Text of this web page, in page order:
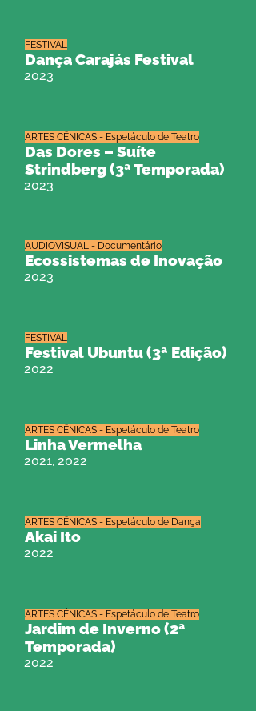
Dança Carajás Festival
2023
FESTIVAL
Das Dores – Suíte
Strindberg (3ª Temporada)
2023
ARTES CÊNICAS - Espetáculo de Teatro
Ecossistemas de Inovação
2023
AUDIOVISUAL - Documentário
Festival Ubuntu (3ª Edição)
2022
FESTIVAL
Linha Vermelha
2021, 2022
ARTES CÊNICAS - Espetáculo de Teatro
Akai Ito
2022
ARTES CÊNICAS - Espetáculo de Dança
Jardim de Inverno (2ª
Temporada)
2022
ARTES CÊNICAS - Espetáculo de Teatro